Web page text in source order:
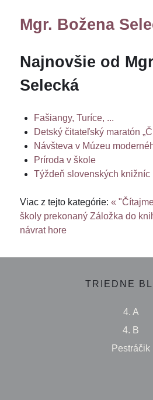
Mgr. Božena
Najnovšie od
Selecká
Fašiangy, Turíce, ...
Detský čitateľský maratón
Návšteva v Múzeu
Príroda v škole
Týždeň slovenských knižníc
Viac z tejto kategórie: «
školy prekonaný Záložka do
návrat hore
TRIEDNE
4. A
4. B
Pestráčik